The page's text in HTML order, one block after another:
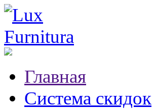
Главная
Система скидок